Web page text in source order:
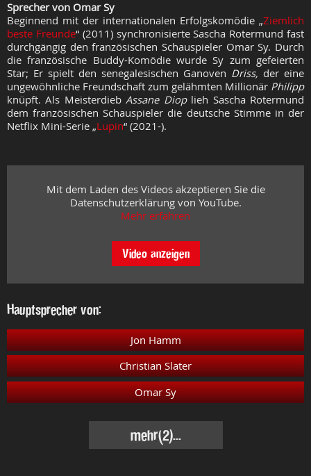
Sprecher von Omar Sy
Beginnend mit der internationalen Erfolgskomödie „Ziemlich
beste Freunde“ (2011) synchronisierte Sascha Rotermund fast
durchgängig den französischen Schauspieler Omar Sy. Durch
die französische Buddy-Komödie wurde Sy zum gefeierten
Star; Er spielt den senegalesischen Ganoven Driss, der eine
ungewöhnliche Freundschaft zum gelähmten Millionär Philipp
knüpft. Als MeisterdiebAssane Dioplieh Sascha Rotermund
dem französischen Schauspieler die deutsche Stimme in der
Netflix Mini-Serie „Lupin“ (2021-).
Mit dem Laden des Videos akzeptieren Sie die
Datenschutzerklärung von YouTube.
Mehr erfahren
Video anzeigen
Hauptsprecher von:
Jon Hamm
Christian Slater
Omar Sy
mehr(2)...